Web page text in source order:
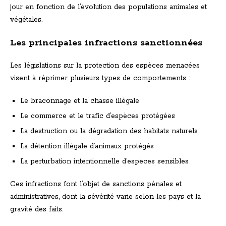
jour en fonction de l’évolution des populations animales et
végétales.
Les principales infractions sanctionnées
Les législations sur la protection des espèces menacées
visent à réprimer plusieurs types de comportements :
Le braconnage et la chasse illégale
Le commerce et le trafic d’espèces protégées
La destruction ou la dégradation des habitats naturels
La détention illégale d’animaux protégés
La perturbation intentionnelle d’espèces sensibles
Ces infractions font l’objet de sanctions pénales et
administratives, dont la sévérité varie selon les pays et la
gravité des faits.